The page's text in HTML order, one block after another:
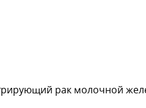
рак молочной